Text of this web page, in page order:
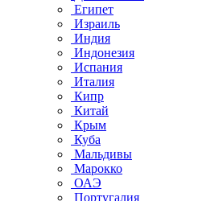
Египет
Израиль
Индия
Индонезия
Испания
Италия
Кипр
Китай
Крым
Куба
Мальдивы
Марокко
ОАЭ
Португалия